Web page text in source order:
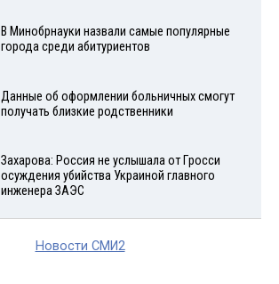
В Минобрнауки назвали самые популярные
города среди абитуриентов
Данные об оформлении больничных смогут
получать близкие родственники
Захарова: Россия не услышала от Гросси
осуждения убийства Украиной главного
инженера ЗАЭС
Новости СМИ2